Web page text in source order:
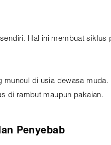
Hal ini membuat siklus
di usia dewasa muda.
di rambut maupun pakaian.
Penyebab